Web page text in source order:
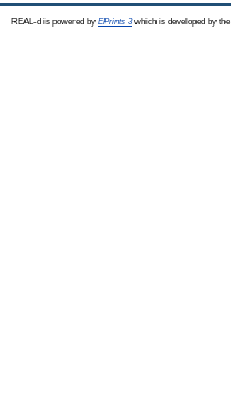
REAL-d is powered by EPrints 3which is developed by the